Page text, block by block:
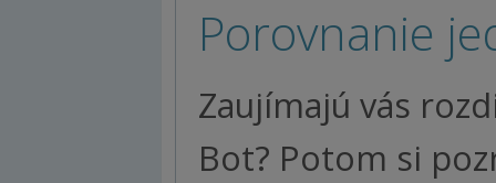
Porovnanie
Zaujímajú vás
Bot? Potom si